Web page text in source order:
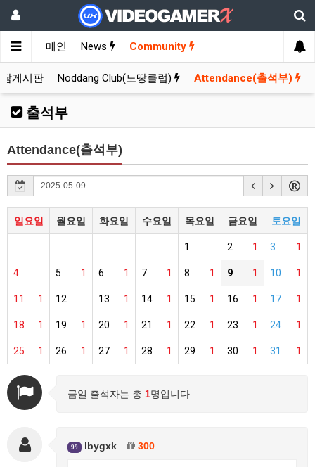
메인 News Community
게시판 Noddang Club(노땅클럽) Attendance(출석부)
출석부
Attendance(출석부)
일요일 월요일 화요일 수요일 목요일 금요일 토요일
1 1
2 1
3
4 1
5 1
6 1
7 1
8 1
9 1
10
1
11 12 1
13 1
14 1
15 1
16 1
17
1
18 1
19 1
20 1
21 1
22 1
23 1
24
1
25 1
26 1
27 1
28 1
29 1
30 1
31
금일 출석자는 총 1명입니다.
99 lbygxk 300